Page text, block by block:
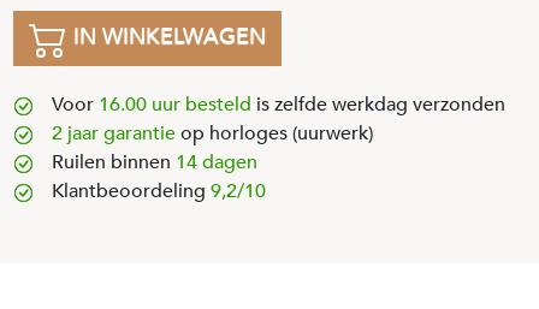
IN WINKELWAGEN
Voor 16.00 uur besteld is zelfde werkdag verzonden
2 jaar garantieop horloges (uurwerk)
Ruilen binnen 14 dagen
Klantbeoordeling 9,2/10